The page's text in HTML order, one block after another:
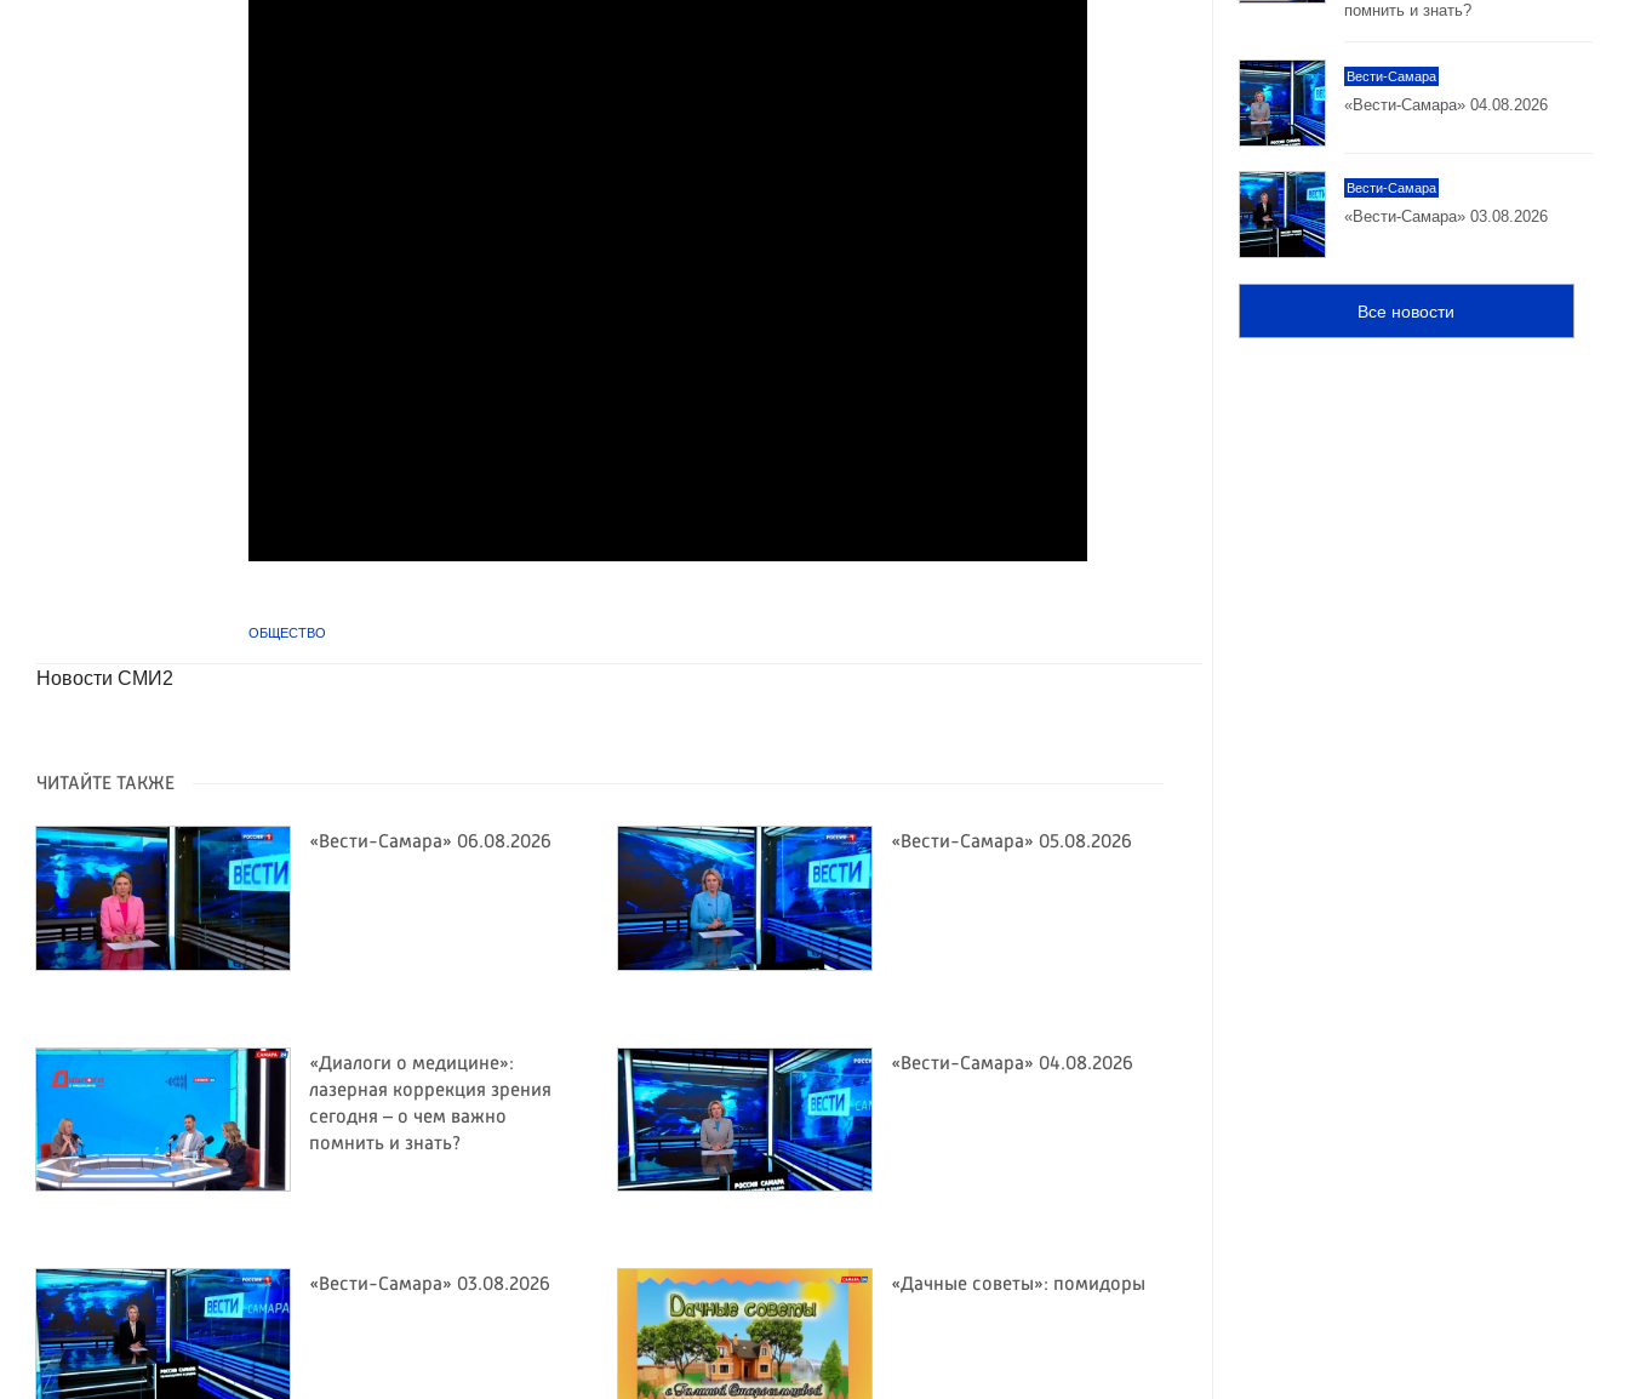
ОБЩЕСТВО
Новости СМИ2
ЧИТАЙТЕ ТАКЖЕ
«Вести-Самара» 06.08.2026 «Вести-Самара» 05.08.2026
«Диалоги о медицине»:
лазерная коррекция зрения
сегодня – о чем важно
помнить и знать?
«Вести-Самара» 04.08.2026
«Вести-Самара» 03.08.2026 «Дачные советы»: помидоры
помнить и знать?
Вести-Самара
«Вести-Самара» 04.08.2026
Вести-Самара
«Вести-Самара» 03.08.2026
Все новости